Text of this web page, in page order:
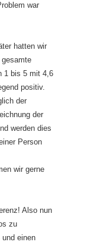
war
hatten wir
1 bis 5 mit 4,6
positiv.
der
der
werden dies
Person
wir gerne
Also nun
zu
einen